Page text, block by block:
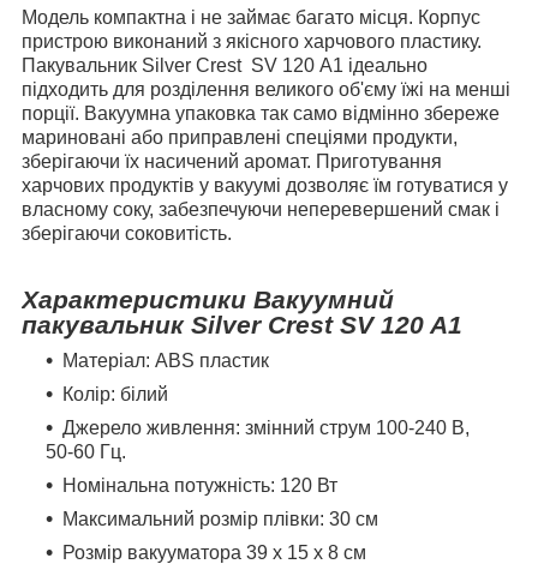
Модель компактна і не займає багато місця. Корпус
пристрою виконаний з якісного харчового пластику.
Пакувальник Silver Crest SV 120 А1 ідеально
підходить для розділення великого об'єму їжі на менші
порції. Вакуумна упаковка так само відмінно збереже
мариновані або приправлені спеціями продукти,
зберігаючи їх насичений аромат. Приготування
харчових продуктів у вакуумі дозволяє їм готуватися у
власному соку, забезпечуючи неперевершений смак і
зберігаючи соковитість.
Характеристики Вакуумний
пакувальник Silver Crest SV 120 A1
Матеріал: ABS пластик
Колір: білий
Джерело живлення: змінний струм 100-240 В,
50-60 Гц.
Номінальна потужність: 120 Вт
Максимальний розмір плівки: 30 см
Розмір вакууматора 39 x 15 x 8 см